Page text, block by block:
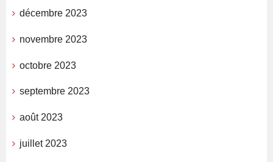
décembre 2023
novembre 2023
octobre 2023
septembre 2023
août 2023
juillet 2023